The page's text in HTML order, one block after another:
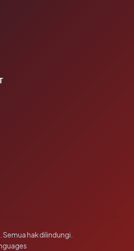
hak dilindungi.